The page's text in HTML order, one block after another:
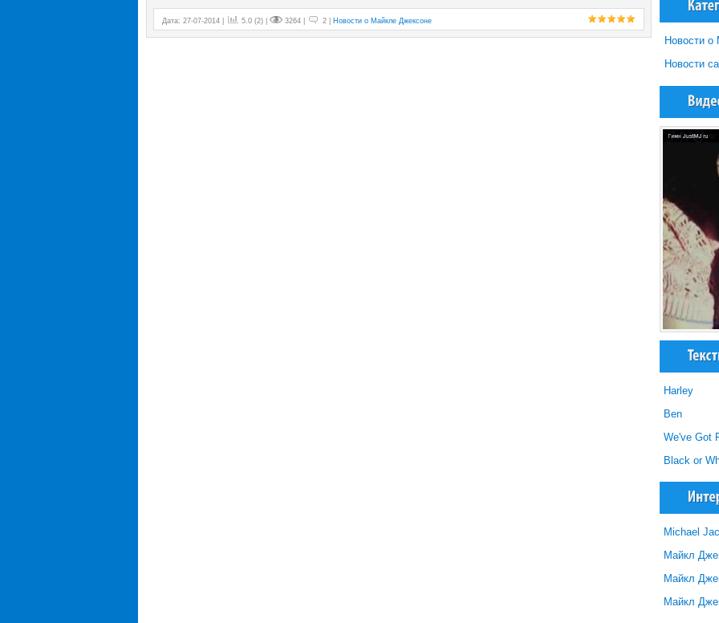
Дата: 27-07-2014 | 5.0 (2) | 3264 | 2 | Новости о Майкле Джексоне
Новости о
Новости
Harley
Ben
We've Got
Black or
Michael
Майкл
Майкл
Майкл